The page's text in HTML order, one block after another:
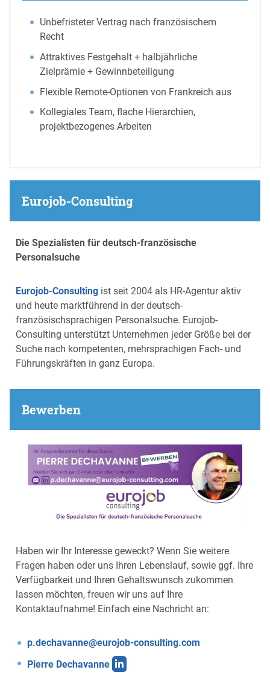
Unbefristeter Vertrag nach französischem
Recht
Attraktives Festgehalt + halbjährliche
Zielprämie + Gewinnbeteiligung
Flexible Remote-Optionen von Frankreich aus
Kollegiales Team, flache Hierarchien,
projektbezogenes Arbeiten
Eurojob-Consulting
Die Spezialisten für deutsch-französische
Personalsuche
Eurojob-Consulting ist seit 2004 als HR-Agentur aktiv
und heute marktführend in der deutsch-
französischsprachigen Personalsuche. Eurojob-
Consulting unterstützt Unternehmen jeder Größe bei der
Suche nach kompetenten, mehrsprachigen Fach- und
Führungskräften in ganz Europa.
Bewerben
Haben wir Ihr Interesse geweckt? Wenn Sie weitere
Fragen haben oder uns Ihren Lebenslauf, sowie ggf. Ihre
Verfügbarkeit und Ihren Gehaltswunsch zukommen
lassen möchten, freuen wir uns auf Ihre
Kontaktaufnahme! Einfach eine Nachricht an:
p.dechavanne@eurojob-consulting.com
Pierre Dechavanne